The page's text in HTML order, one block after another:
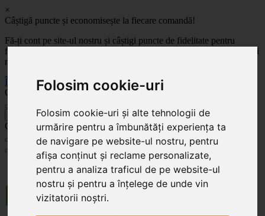
Folosim cookie-uri
Folosim cookie-uri și alte tehnologii de
urmărire pentru a îmbunătăți experiența ta
de navigare pe website-ul nostru, pentru
afișa conținut și reclame personalizate,
pentru a analiza traficul de pe website-ul
nostru și pentru a înțelege de unde vin
vizitatorii noștri.
×
Câștigă puncte și economisește la fiecare comandă!
Fă-ți cont pe site-ul nostru și câștigi puncte de fidelitate pentru
fiecare comandă! Cu cât comanzi mai mult, cu atât economisești mai
mult!
Înregistrează-te acum
Celoplast
Celoplast
Transportul este GRATUIT pentru comenzile mai mari de 350 Lei. Comanda minimă în
valoare de 100 Lei. Expediere în 1 - 2 zile lucrătoare.